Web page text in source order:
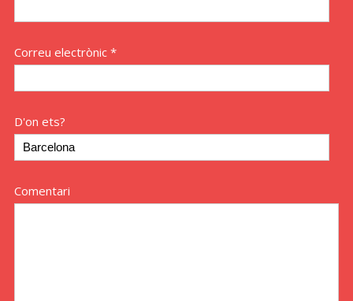
Correu electrònic *
D'on ets?
Comentari